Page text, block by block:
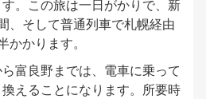
。この旅は一日がかりで、新
、そして普通列車で札幌経由
かかります。
富良野までは、電車に乗って
えることになります。所要時